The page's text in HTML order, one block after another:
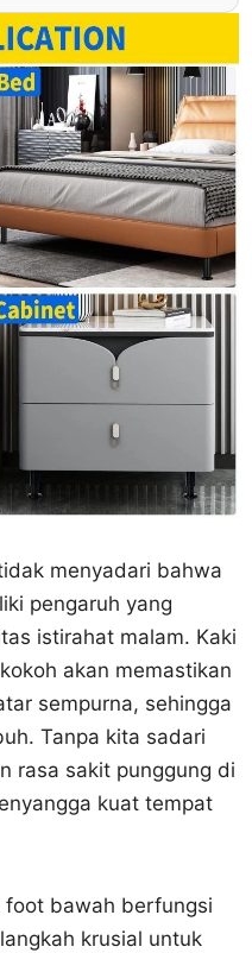
menyadari bahwa
pengaruh yang
istirahat malam. Kaki
akan memastikan
sempurna, sehingga
Tanpa kita sadari
rasa sakit punggung di
kuat tempat
bawah berfungsi
krusial untuk